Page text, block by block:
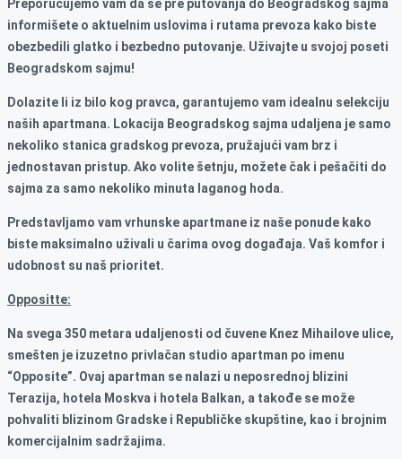
Preporučujemo vam da se pre putovanja do Beogradskog sajma
informišete o aktuelnim uslovima i rutama prevoza kako biste
obezbedili glatko i bezbedno putovanje. Uživajte u svojoj poseti
Beogradskom sajmu!
Dolazite li iz bilo kog pravca, garantujemo vam idealnu selekciju
naših apartmana. Lokacija Beogradskog sajma udaljena je samo
nekoliko stanica gradskog prevoza, pružajući vam brz i
jednostavan pristup. Ako volite šetnju, možete čak i pešačiti do
sajma za samo nekoliko minuta laganog hoda.
Predstavljamo vam vrhunske apartmane iz naše ponude kako
biste maksimalno uživali u čarima ovog događaja. Vaš komfor i
udobnost su naš prioritet.
Oppositte:
Na svega 350 metara udaljenosti od čuvene Knez Mihailove ulice,
smešten je izuzetno privlačan studio apartman po imenu
“Opposite”. Ovaj apartman se nalazi u neposrednoj blizini
Terazija, hotela Moskva i hotela Balkan, a takođe se može
pohvaliti blizinom Gradske i Republičke skupštine, kao i brojnim
komercijalnim sadržajima.